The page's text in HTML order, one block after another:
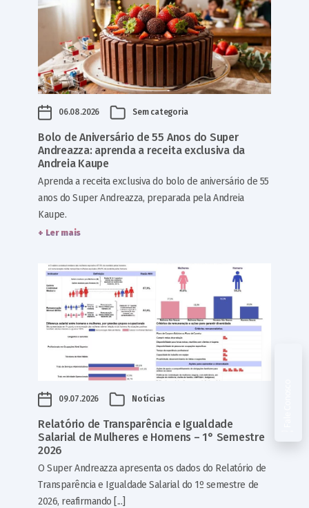
06.08.2026 Sem categoria
Bolo de Aniversário de 55 Anos do Super
Andreazza: aprenda a receita exclusiva da
Andreia Kaupe
Aprenda a receita exclusiva do bolo de aniversário de 55
anos do Super Andreazza, preparada pela Andreia
Kaupe.
+ Ler mais
09.07.2026 Notícias
Relatório de Transparência e Igualdade
Salarial de Mulheres e Homens – 1° Semestre
2026
O Super Andreazza apresenta os dados do Relatório de
Transparência e Igualdade Salarial do 1º semestre de
2026, reafirmando [...]